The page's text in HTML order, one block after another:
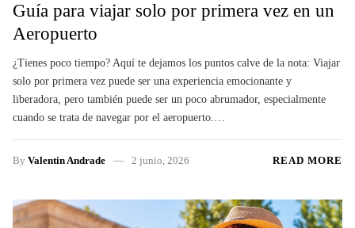
Guía para viajar solo por primera vez en un
Aeropuerto
¿Tienes poco tiempo? Aquí te dejamos los puntos calve de la nota: Viajar
solo por primera vez puede ser una experiencia emocionante y
liberadora, pero también puede ser un poco abrumador, especialmente
cuando se trata de navegar por el aeropuerto.…
By Valentin Andrade 2 junio, 2026 READ MORE